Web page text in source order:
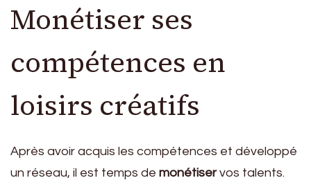
Monétiser ses
compétences en
loisirs créatifs
Après avoir acquis les compétences et développé
un réseau, il est temps de monétiservos talents.